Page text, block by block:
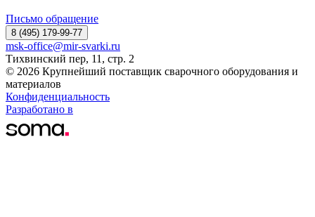
Письмо обращение
8 (495) 179-99-77
msk-office@mir-svarki.ru
Тихвинский пер, 11, стр. 2
© 2026 Крупнейший поставщик сварочного оборудования и
материалов
Конфиденциальность
Разработано в